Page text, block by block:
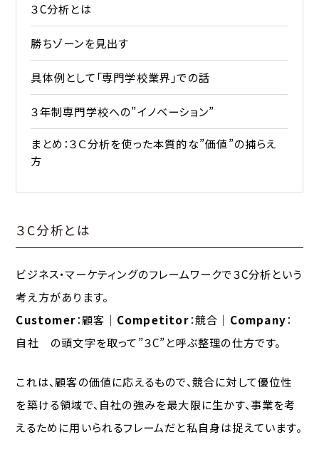
３C分析とは
勝ちゾーンを見出す
具体例として「専門学校業界」での話
３年制専門学校への”イノベーション”
まとめ：３Ｃ分析を使った本質的な”価値”の捕らえ
方
３C分析とは
ビジネス・マーケティングのフレームワークで３C分析という
考え方があります。
Customer：顧客｜ Competitor：競合｜ Company：
自社 の頭文字を取って”３C”と呼ぶ整理の仕方です。
これは、顧客の価値に応えるもので、競合に対して優位性
を築ける領域で、自社の強みを最大限に生かす、事業を考
えるために用いられるフレームだと私自身は捉えています。